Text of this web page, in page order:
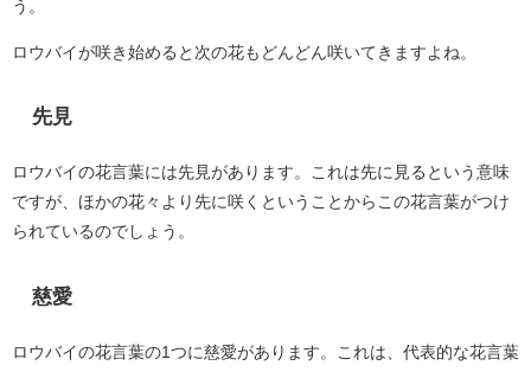
う。
ロウバイが咲き始めると次の花もどんどん咲いてきますよね。
先見
ロウバイの花言葉には先見があります。これは先に見るという意味
ですが、ほかの花々より先に咲くということからこの花言葉がつけ
られているのでしょう。
慈愛
ロウバイの花言葉の1つに慈愛があります。これは、代表的な花言葉